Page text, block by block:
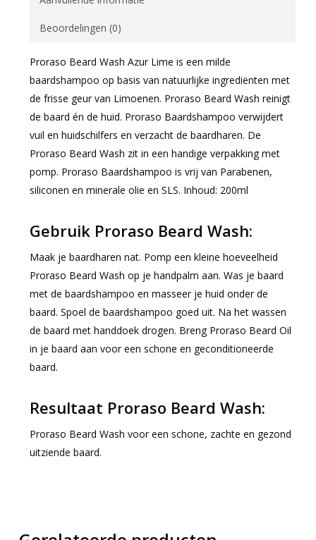
Beoordelingen (0)
Proraso Beard Wash Azur Lime is een milde
baardshampoo op basis van natuurlijke ingrediënten met
de frisse geur van Limoenen. Proraso Beard Wash reinigt
de baard én de huid. Proraso Baardshampoo verwijdert
vuil en huidschilfers en verzacht de baardharen. De
Proraso Beard Wash zit in een handige verpakking met
pomp. Proraso Baardshampoo is vrij van Parabenen,
siliconen en minerale olie en SLS. Inhoud: 200ml
Gebruik Proraso Beard Wash:
Maak je baardharen nat. Pomp een kleine hoeveelheid
Proraso Beard Wash op je handpalm aan. Was je baard
met de baardshampoo en masseer je huid onder de
baard. Spoel de baardshampoo goed uit. Na het wassen
de baard met handdoek drogen. Breng Proraso Beard Oil
in je baard aan voor een schone en geconditioneerde
baard.
Resultaat Proraso Beard Wash:
Proraso Beard Wash voor een schone, zachte en gezond
uitziende baard.